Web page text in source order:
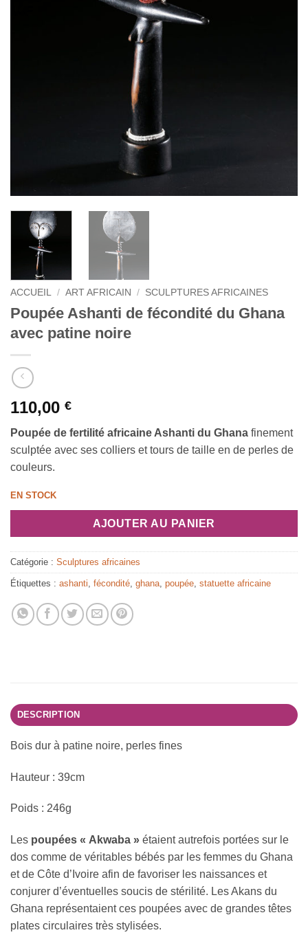
ACCUEIL / ART AFRICAIN / SCULPTURES AFRICAINES
Poupée Ashanti de fécondité du Ghana
avec patine noire
110,00 €
Poupée de fertilité africaine Ashanti du Ghana finement
sculptée avec ses colliers et tours de taille en de perles de
couleurs.
EN STOCK
AJOUTER AU PANIER
Catégorie : Sculptures africaines
Étiquettes : ashanti fécondité ghana poupée statuette africaine
DESCRIPTION
Bois dur à patine noire, perles fines
Hauteur : 39cm
Poids : 246g
Les poupées « Akwaba » étaient autrefois portées sur le
dos comme de véritables bébés par les femmes du Ghana
et de Côte d’Ivoire afin de favoriser les naissances et
conjurer d’éventuelles soucis de stérilité. Les Akans du
Ghana représentaient ces poupées avec de grandes têtes
plates circulaires très stylisées.